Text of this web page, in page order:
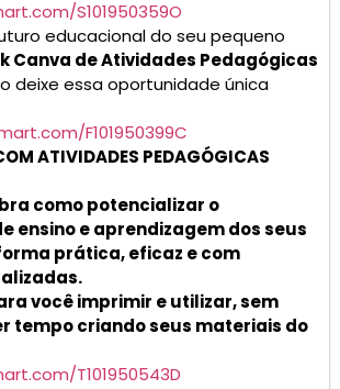
S101950359O
educacional do seu pequeno
Canva de Atividades Pedagógicas
deixe essa oportunidade única
F101950399C
ATIVIDADES PEDAGÓGICAS
como potencializar o
ensino e aprendizagem dos seus
prática, eficaz e com
você imprimir e utilizar, sem
tempo criando seus materiais do
T101950543D